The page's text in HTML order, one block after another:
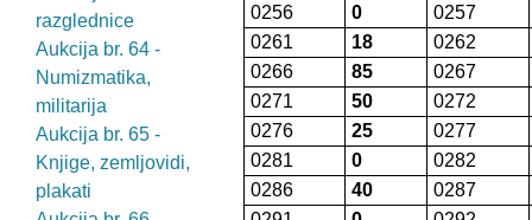
razglednice
Aukcija br. 64 -
Numizmatika,
militarija
Aukcija br. 65 -
Knjige, zemljovidi,
plakati
0256
0
0257
0261
18
0262
0266
85
0267
0271
50
0272
0276
25
0277
0281
0
0282
0286
40
0287